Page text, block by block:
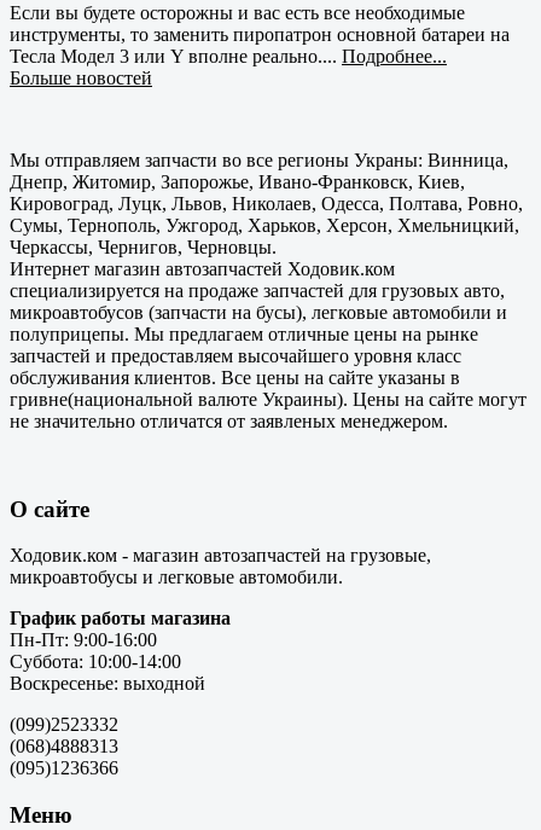
Если вы будете осторожны и вас есть все необходимые
инструменты, то заменить пиропатрон основной батареи на
Тесла Модел 3 или Y вполне реально.... Подробнее...
Больше новостей
Мы отправляем запчасти во все регионы Украны: Винница,
Днепр, Житомир, Запорожье, Ивано-Франковск, Киев,
Кировоград, Луцк, Львов, Николаев, Одесса, Полтава, Ровно,
Сумы, Тернополь, Ужгород, Харьков, Херсон, Хмельницкий,
Черкассы, Чернигов, Черновцы.
Интернет магазин автозапчастей Ходовик.ком
специализируется на продаже запчастей для грузовых авто,
микроавтобусов (запчасти на бусы), легковые автомобили и
полуприцепы. Мы предлагаем отличные цены на рынке
запчастей и предоставляем высочайшего уровня класс
обслуживания клиентов. Все цены на сайте указаны в
гривне(национальной валюте Украины). Цены на сайте могут
не значительно отличатся от заявленых менеджером.
О сайте
Ходовик.ком - магазин автозапчастей на грузовые,
микроавтобусы и легковые автомобили.
График работы магазина
Пн-Пт: 9:00-16:00
Суббота: 10:00-14:00
Воскресенье: выходной
(099)2523332
(068)4888313
(095)1236366
Меню